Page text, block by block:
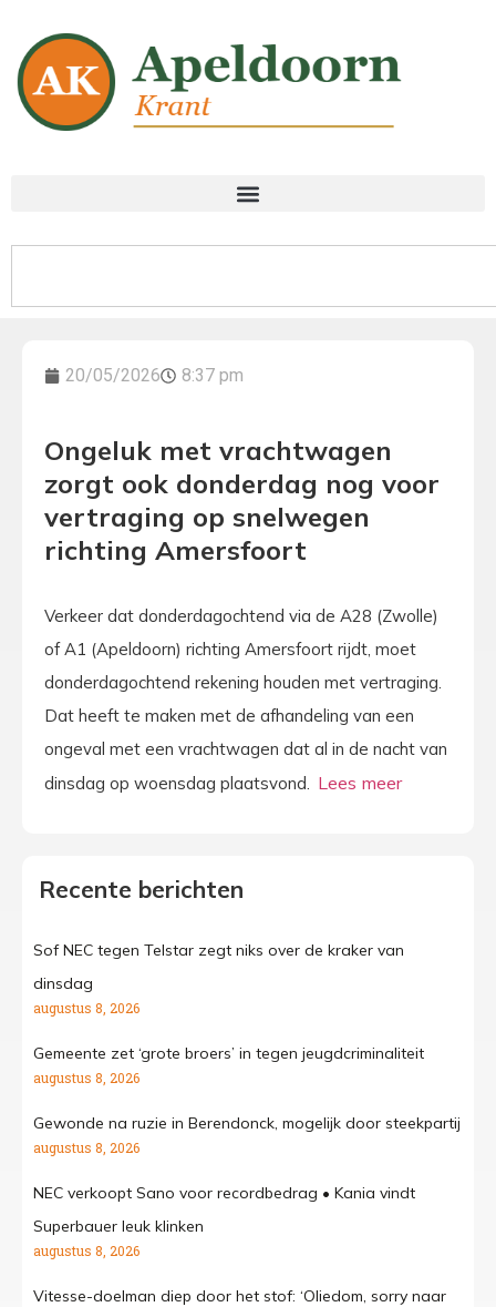
20/05/2026 8:37 pm
Ongeluk met vrachtwagen
zorgt ook donderdag nog voor
vertraging op snelwegen
richting Amersfoort
Verkeer dat donderdagochtend via de A28 (Zwolle)
of A1 (Apeldoorn) richting Amersfoort rijdt, moet
donderdagochtend rekening houden met vertraging.
Dat heeft te maken met de afhandeling van een
ongeval met een vrachtwagen dat al in de nacht van
dinsdag op woensdag plaatsvond.
Recente berichten
Sof NEC tegen Telstar zegt niks over de kraker van
dinsdag
augustus 8, 2026
Gemeente zet ‘grote broers’ in tegen jeugdcriminaliteit
augustus 8, 2026
Gewonde na ruzie in Berendonck, mogelijk door steekpartij
augustus 8, 2026
NEC verkoopt Sano voor recordbedrag • Kania vindt
Superbauer leuk klinken
augustus 8, 2026
Vitesse-doelman diep door het stof: ‘Oliedom, sorry naar